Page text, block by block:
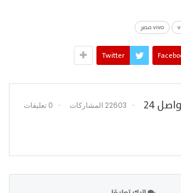
vivo مصر
Twitter
24 22603 المشاركات 0 تعليقات